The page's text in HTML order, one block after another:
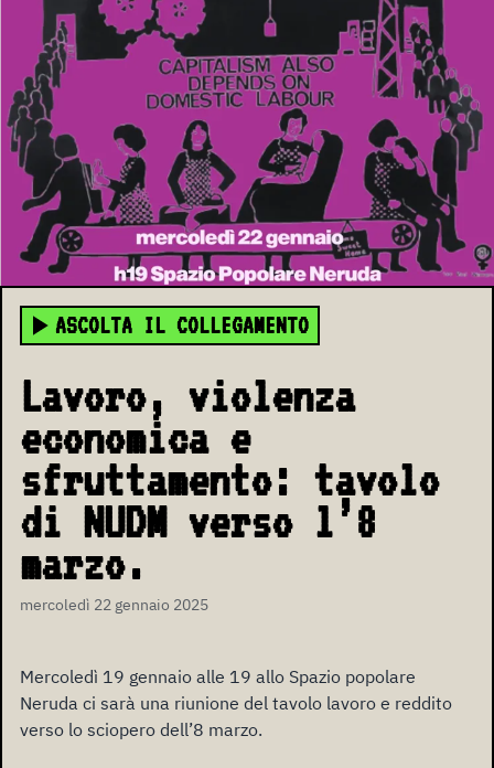
ASCOLTA IL COLLEGAMENTO
Lavoro, violenza
economica e
sfruttamento: tavolo
di NUDM verso l’8
marzo.
mercoledì 22 gennaio 2025
Mercoledì 19 gennaio alle 19 allo Spazio popolare
Neruda ci sarà una riunione del tavolo lavoro e reddito
verso lo sciopero dell’8 marzo.